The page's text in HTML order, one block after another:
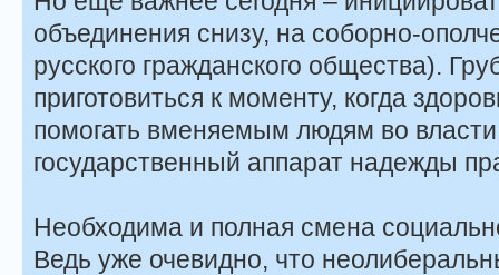
объединения снизу, на соборно-
русского гражданского общества).
приготовиться к моменту, когда
помогать вменяемым людям во
государственный аппарат надежды
Необходима и полная смена
Ведь уже очевидно, что